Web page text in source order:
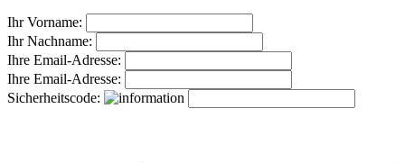
Ihr Vorname:
Ihr Nachname:
Ihre Email-Adresse:
Ihre Email-Adresse:
Sicherheitscode: